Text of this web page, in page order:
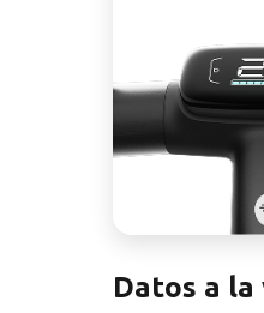
Datos a la